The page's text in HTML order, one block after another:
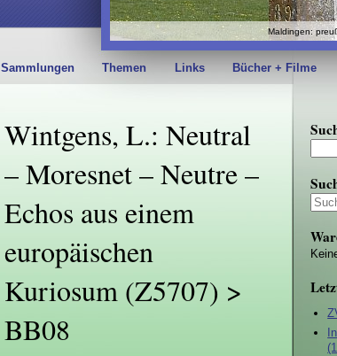
Maldingen:
Sammlungen Themen Links Bücher + Filme
Wintgens, L.: Neutral
– Moresnet – Neutre –
Echos aus einem
europäischen
Kuriosum (Z5707) >
BB08